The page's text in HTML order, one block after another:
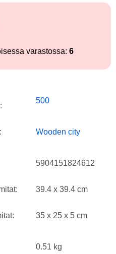
varastossa: 6
500
Wooden city
5904151824612
39.4 x 39.4 cm
35 x 25 x 5 cm
0.51 kg